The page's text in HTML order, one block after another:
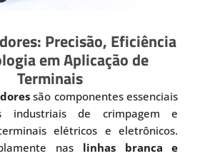
Precisão, Eficiência
em Aplicação de
Terminais
são componentes essenciais
industriais de crimpagem e
elétricos e eletrônicos.
nas linhas branca e